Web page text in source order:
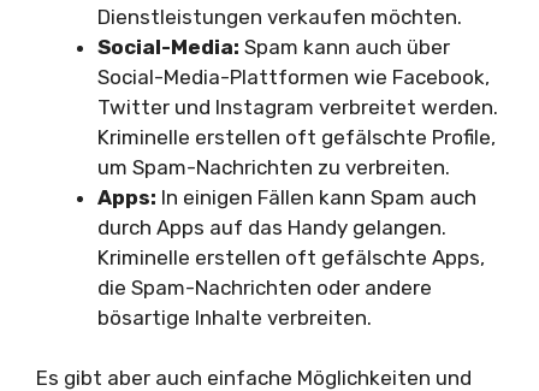
Dienstleistungen verkaufen möchten.
Social-Media: Spam kann auch über
Social-Media-Plattformen wie Facebook,
Twitter und Instagram verbreitet werden.
Kriminelle erstellen oft gefälschte Profile,
um Spam-Nachrichten zu verbreiten.
Apps: In einigen Fällen kann Spam auch
durch Apps auf das Handy gelangen.
Kriminelle erstellen oft gefälschte Apps,
die Spam-Nachrichten oder andere
bösartige Inhalte verbreiten.
Es gibt aber auch einfache Möglichkeiten und